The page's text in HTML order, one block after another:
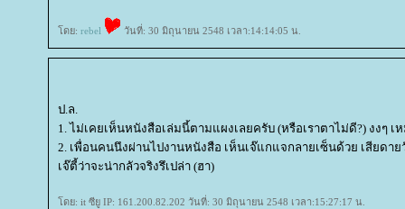
ดย: rebel วันที่: 30 มิถุนายน 2548 เวลา:14:14:05 น.
ป.ล.
1. ไม่เคยเห็นหนังสือเล่มนี้ตามแผงเลยครับ (หรือเราตาไม่ดี?) งงๆ เ
2. เพื่อนคนนึงผ่านไปงานหนังสือ เห็นเจ๊แกแจกลายเซ็นด้วย เสียดา
เจ๊ตี้ว่าจะน่ากลัวจริงรึเปล่า (ฮา)
ดย: it ซียู IP: 161.200.82.202 วันที่: 30 มิถุนายน 2548 เวลา:15:27:17 น.